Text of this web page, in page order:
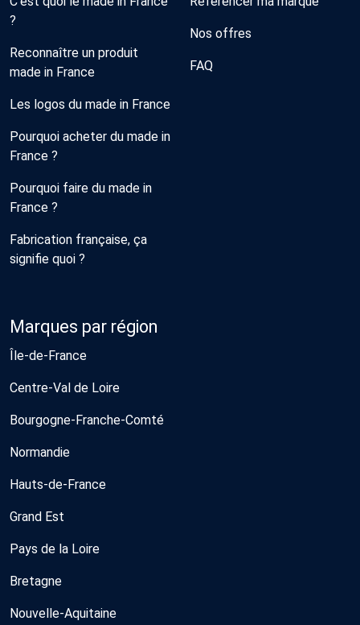
?
Reconnaître un produit
made in France
Les logos du made in France
Pourquoi acheter du made in
France ?
Pourquoi faire du made in
France ?
Fabrication française, ça
signifie quoi ?
Nos offres
FAQ
Marques par région
Île-de-France
Centre-Val de Loire
Bourgogne-Franche-Comté
Normandie
Hauts-de-France
Grand Est
Pays de la Loire
Bretagne
Nouvelle-Aquitaine